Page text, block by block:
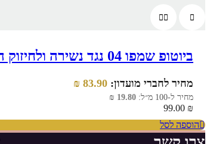
הוספה לסל
ביוטופ שמפו 04 נגד נשירה ולחיזוק השיער 500 מ״ל
מחיר לחברי מועדון: 83.90
₪
מחיר ל-100 מ״ל: 19.80
₪
99.00 ₪